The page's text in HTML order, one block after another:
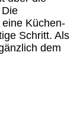
Küchen-
Schritt. Als
dem